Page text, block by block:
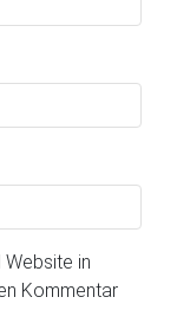
Website in
Kommentar